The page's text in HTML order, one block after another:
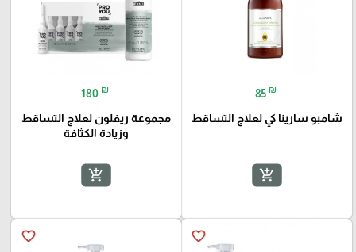
85 ₪
شامبو سارينا كي لعلاج التساقط
add_shopping_cart
180 ₪
مجموعة ريفلون لعلاج التساقط
وزيادة الكثافة
add_shopping_cart
favorite_border
favorite_border